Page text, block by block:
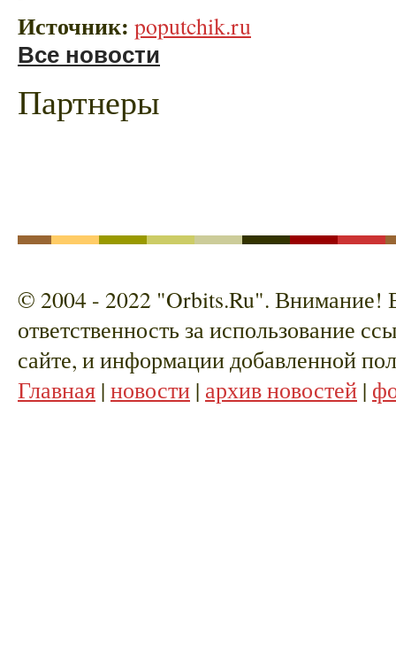
Источник: poputchik.ru
Все новости
Партнеры
© 2004 - 2022 "Orbits.Ru". Внимание!
ответственность за использование
сайте, и информации добавленной
Главная | новости | архив новостей |